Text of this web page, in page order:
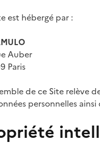
est hébergé par :
Auber
Paris
de ce Site relève
personnelles